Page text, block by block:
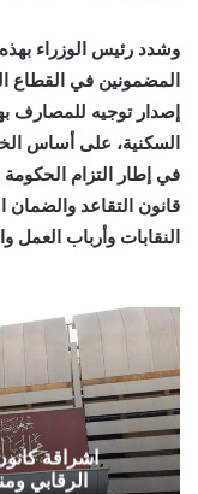
وشدد رئيس الوزراء
المضمونين في القطاع
إصدار توجيه للمصارف
السكنية، على أساس
في إطار التزام
قانون التقاعد والضمان
النقابات وأرباب العمل
اشراقة
الرقابي